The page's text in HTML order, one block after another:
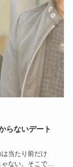
らないデート
当たり前だけ
ない。そこでお